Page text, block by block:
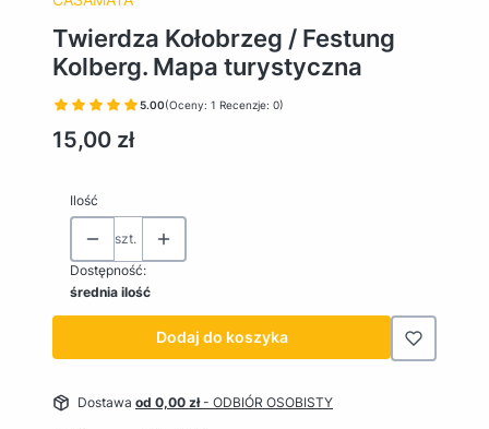
Twierdza Kołobrzeg / Festung
Kolberg. Mapa turystyczna
5.00(Oceny: 1 Recenzje: 0)
Cena
15,00 zł
Ilość
szt.
Dostępność:
średnia ilość
Dodaj do koszyka
Dostawa od 0,00 zł- ODBIÓR OSOBISTY